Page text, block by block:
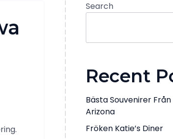
Search
Recent
Bästa Souvenirer
Arizona
Fröken Katie’s Diner